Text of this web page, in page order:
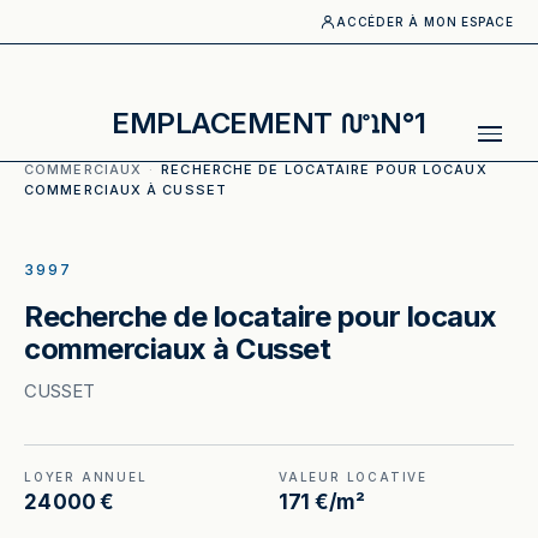
ACCÉDER À MON ESPACE
EMPLACEMENT N°1
COMMERCIAUX
· RECHERCHE DE LOCATAIRE POUR LOCAUX
COMMERCIAUX À CUSSET
3997
Recherche de locataire pour locaux
commerciaux à Cusset
CUSSET
LOYER ANNUEL
24 000 €
VALEUR LOCATIVE
171 €/m²